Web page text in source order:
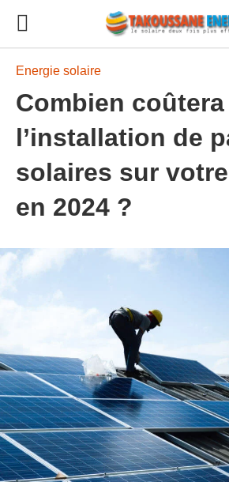
Energie solaire
Combien coûtera
l’installation de
solaires sur
en 2024 ?